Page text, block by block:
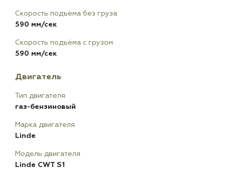
Скорость подъёма без груза
590 мм/сек
Скорость подъёма с грузом
590 мм/сек
Двигатель
Тип двигателя
газ-бензиновый
Марка двигателя
Linde
Модель двигателя
Linde CWT S1